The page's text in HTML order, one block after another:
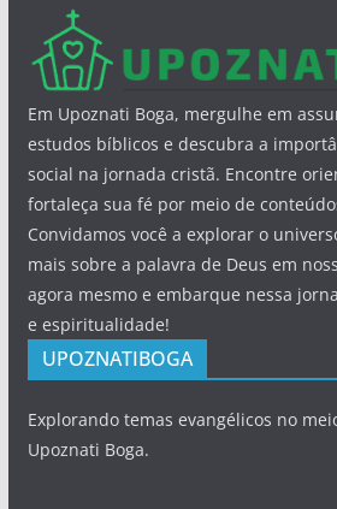
Em Upoznati Boga, mergulhe em
estudos bíblicos e descubra a
social na jornada cristã. Encontre
fortaleça sua fé por meio de
Convidamos você a explorar o
mais sobre a palavra de Deus em
agora mesmo e embarque nessa
e espiritualidade!
UPOZNATIBOGA
Explorando temas evangélicos no
Upoznati Boga.